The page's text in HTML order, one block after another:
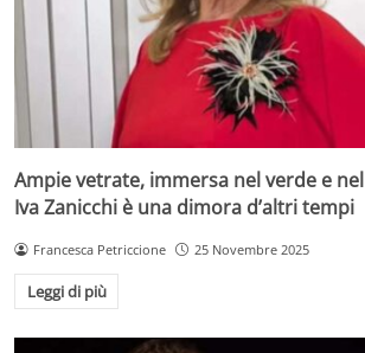
Ampie vetrate, immersa nel verde e
Iva Zanicchi è una dimora d’altri tempi
Francesca Petriccione 25 Novembre 2025
Leggi di più